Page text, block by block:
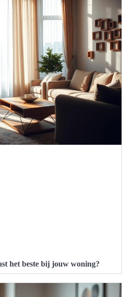
het beste bij jouw woning?